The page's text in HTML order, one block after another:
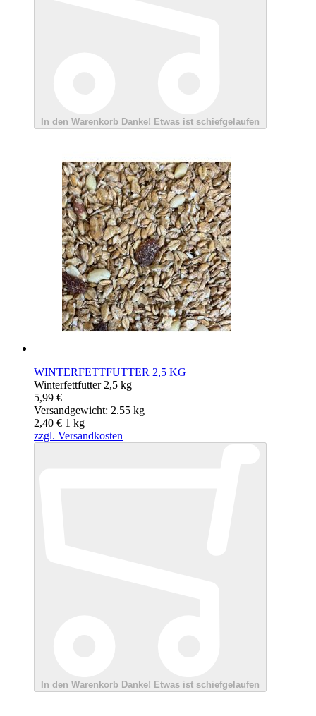
In den Warenkorb Danke! Etwas ist schiefgelaufen
WINTERFETTFUTTER 2,5 KG
Winterfettfutter 2,5 kg
5,99 €
Versandgewicht: 2.55 kg
2,40 € 1 kg
zzgl. Versandkosten
In den Warenkorb Danke! Etwas ist schiefgelaufen